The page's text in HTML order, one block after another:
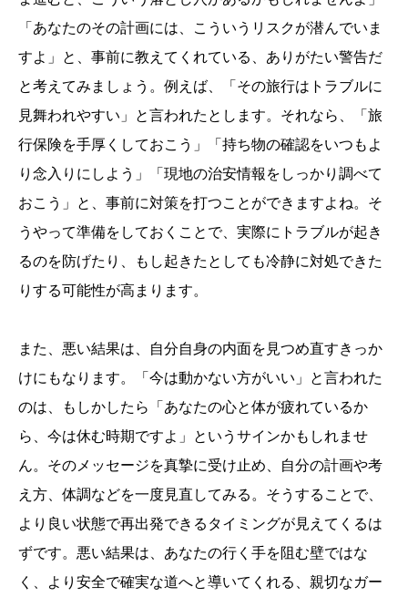
「あなたのその計画には、こういうリスクが潜んでいま
すよ」と、事前に教えてくれている、ありがたい警告だ
と考えてみましょう。例えば、「その旅行はトラブルに
見舞われやすい」と言われたとします。それなら、「旅
行保険を手厚くしておこう」「持ち物の確認をいつもよ
り念入りにしよう」「現地の治安情報をしっかり調べて
おこう」と、事前に対策を打つことができますよね。そ
うやって準備をしておくことで、実際にトラブルが起き
るのを防げたり、もし起きたとしても冷静に対処できた
りする可能性が高まります。
また、悪い結果は、自分自身の内面を見つめ直すきっか
けにもなります。「今は動かない方がいい」と言われた
のは、もしかしたら「あなたの心と体が疲れているか
ら、今は休む時期ですよ」というサインかもしれませ
ん。そのメッセージを真摯に受け止め、自分の計画や考
え方、体調などを一度見直してみる。そうすることで、
より良い状態で再出発できるタイミングが見えてくるは
ずです。悪い結果は、あなたの行く手を阻む壁ではな
く、より安全で確実な道へと導いてくれる、親切なガー